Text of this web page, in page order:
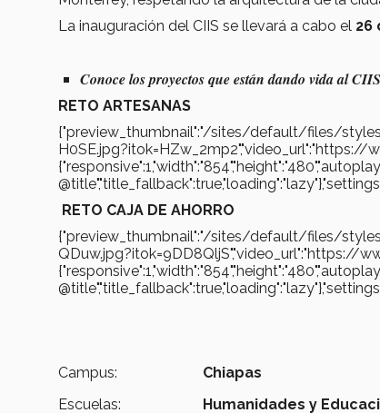
La inauguración del CIIS se llevará a cabo el 26
Conoce los proyectos que están dando vida al
RETO ARTESANAS
{"preview_thumbnail":"/sites/default/files/
RETO CAJA DE AHORRO
{"preview_thumbnail":"/sites/default/files/
QDuw.jpg?itok=9DD8QljS","video_url":"https://
Campus:
Chiapas
Escuelas:
Humanidades y